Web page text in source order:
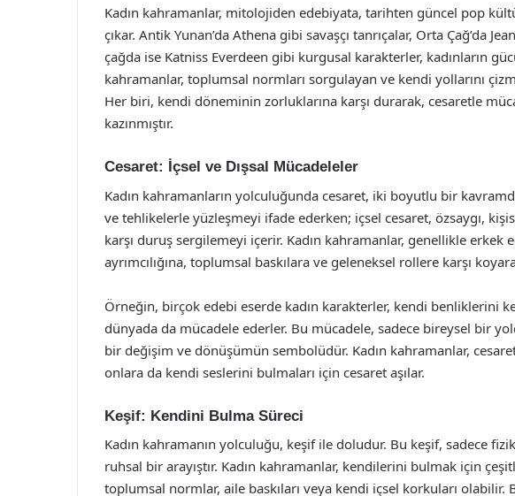
Kadın kahramanlar, mitolojiden edebiyata, tarihten güncel pop
çıkar. Antik Yunan’da Athena gibi savaşçı tanrıçalar, Orta Çağ’da
çağda ise Katniss Everdeen gibi kurgusal karakterler, kadınların
kahramanlar, toplumsal normları sorgulayan ve kendi yollarını
Her biri, kendi döneminin zorluklarına karşı durarak, cesaretle
kazınmıştır.
Cesaret: İçsel ve Dışsal Mücadeleler
Kadın kahramanların yolculuğunda cesaret, iki boyutlu bir
ve tehlikelerle yüzleşmeyi ifade ederken; içsel cesaret, özsaygı,
karşı duruş sergilemeyi içerir. Kadın kahramanlar, genellikle
ayrımcılığına, toplumsal baskılara ve geleneksel rollere karşı
Örneğin, birçok edebi eserde kadın karakterler, kendi benliklerini
dünyada da mücadele ederler. Bu mücadele, sadece bireysel bir
bir değişim ve dönüşümün sembolüdür. Kadın kahramanlar,
onlara da kendi seslerini bulmaları için cesaret aşılar.
Keşif: Kendini Bulma Süreci
Kadın kahramanın yolculuğu, keşif ile doludur. Bu keşif, sadece
ruhsal bir arayıştır. Kadın kahramanlar, kendilerini bulmak için
toplumsal normlar, aile baskıları veya kendi içsel korkuları olabilir.